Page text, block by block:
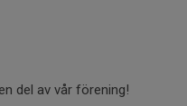
del av vår förening!